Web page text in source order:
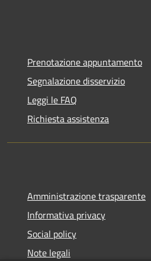
Prenotazione appuntamento
Segnalazione disservizio
Leggi le FAQ
Richiesta assistenza
Amministrazione trasparente
Informativa privacy
Social policy
Note legali